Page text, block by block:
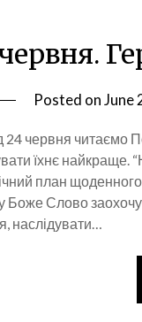
Posted onJune
24 червня читаємо
їхнє найкраще.
план
Боже Слово
наслідувати…